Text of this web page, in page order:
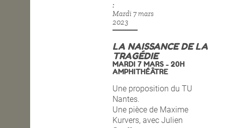
Mardi 7 mars
2023
LA NAISSANCE DE LA
TRAGÉDIE
MARDI 7 MARS - 20H
AMPHITHÉÂTRE
Une proposition du TU
Nantes.
Une pièce de Maxime
Kurvers, avec Julien